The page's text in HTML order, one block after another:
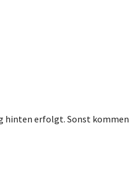
hinten erfolgt. Sonst